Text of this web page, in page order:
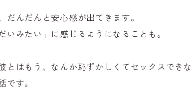
んだんと安心感が出てきます。
みたい」に感じるようになることも。
とはもう、なんか恥ずかしくてセックスできな
す。